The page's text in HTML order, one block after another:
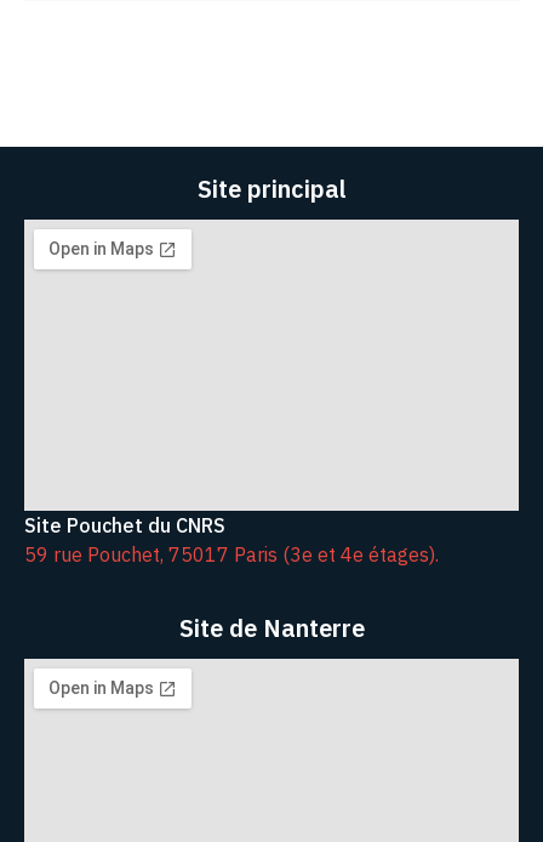
Site principal
Site Pouchet du CNRS
59 rue Pouchet, 75017 Paris (3e et 4e étages).
Site de Nanterre